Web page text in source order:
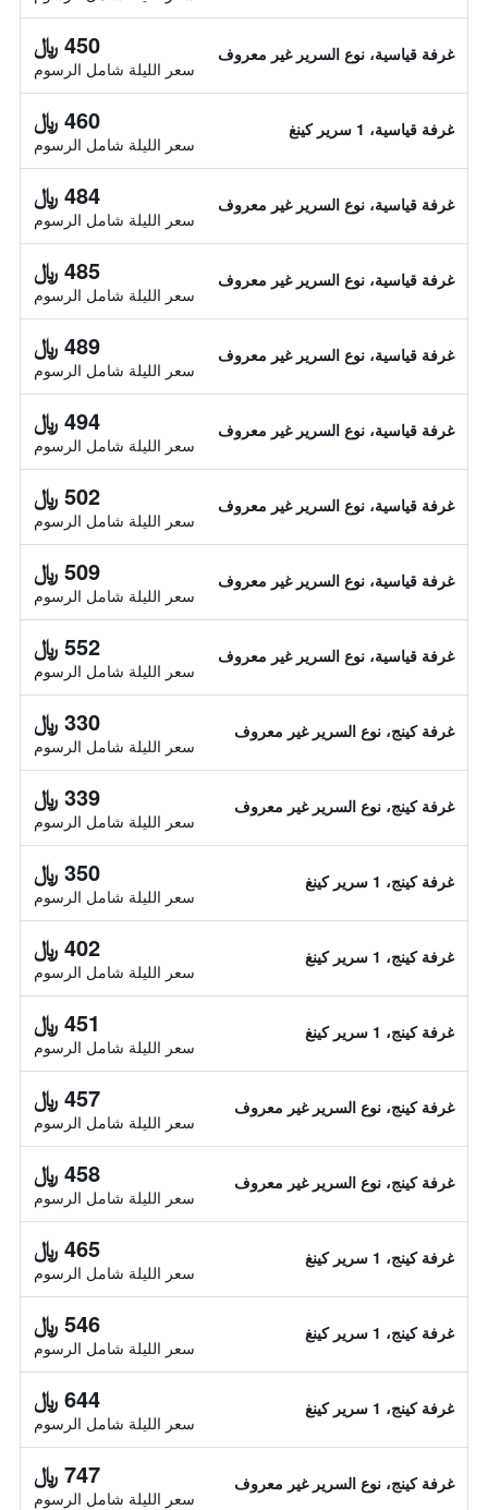
غرفة قياسية، نوع السرير غير معروف 450 ﷼
سعر الليلة شامل الرسوم
غرفة قياسية، 1 سرير كينغ 460 ﷼
سعر الليلة شامل الرسوم
غرفة قياسية، نوع السرير غير معروف 484 ﷼
سعر الليلة شامل الرسوم
غرفة قياسية، نوع السرير غير معروف 485 ﷼
سعر الليلة شامل الرسوم
غرفة قياسية، نوع السرير غير معروف 489 ﷼
سعر الليلة شامل الرسوم
غرفة قياسية، نوع السرير غير معروف 494 ﷼
سعر الليلة شامل الرسوم
غرفة قياسية، نوع السرير غير معروف 502 ﷼
سعر الليلة شامل الرسوم
غرفة قياسية، نوع السرير غير معروف 509 ﷼
سعر الليلة شامل الرسوم
غرفة قياسية، نوع السرير غير معروف 552 ﷼
سعر الليلة شامل الرسوم
غرفة كينج، نوع السرير غير معروف 330 ﷼
سعر الليلة شامل الرسوم
غرفة كينج، نوع السرير غير معروف 339 ﷼
سعر الليلة شامل الرسوم
غرفة كينج، 1 سرير كينغ 350 ﷼
سعر الليلة شامل الرسوم
غرفة كينج، 1 سرير كينغ 402 ﷼
سعر الليلة شامل الرسوم
غرفة كينج، 1 سرير كينغ 451 ﷼
سعر الليلة شامل الرسوم
غرفة كينج، نوع السرير غير معروف 457 ﷼
سعر الليلة شامل الرسوم
غرفة كينج، نوع السرير غير معروف 458 ﷼
سعر الليلة شامل الرسوم
غرفة كينج، 1 سرير كينغ 465 ﷼
سعر الليلة شامل الرسوم
غرفة كينج، 1 سرير كينغ 546 ﷼
سعر الليلة شامل الرسوم
غرفة كينج، 1 سرير كينغ 644 ﷼
سعر الليلة شامل الرسوم
غرفة كينج، نوع السرير غير معروف 747 ﷼
سعر الليلة شامل الرسوم